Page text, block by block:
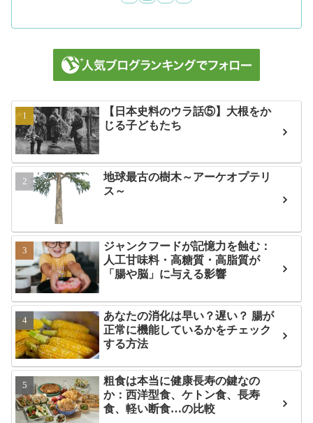
【日本史料のウラ話⑤】大根をか
じる子どもたち
地球最古の樹木～アーケオプテリ
ス～
ジャンクフードが記憶力を蝕む：
人工甘味料・高糖質・高脂質が
「腸や脳」に与える影響
あなたの消化は早い？遅い？ 腸が
正常に機能しているかをチェック
する方法
粗食は本当に健康長寿の鍵なの
か：西洋型食、ケトン食、長寿
食、軽い断食…の比較